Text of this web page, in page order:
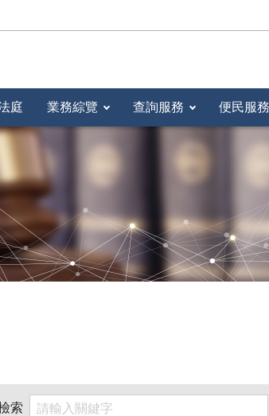
庭 業務綜覽 查詢服務 便民服務
索